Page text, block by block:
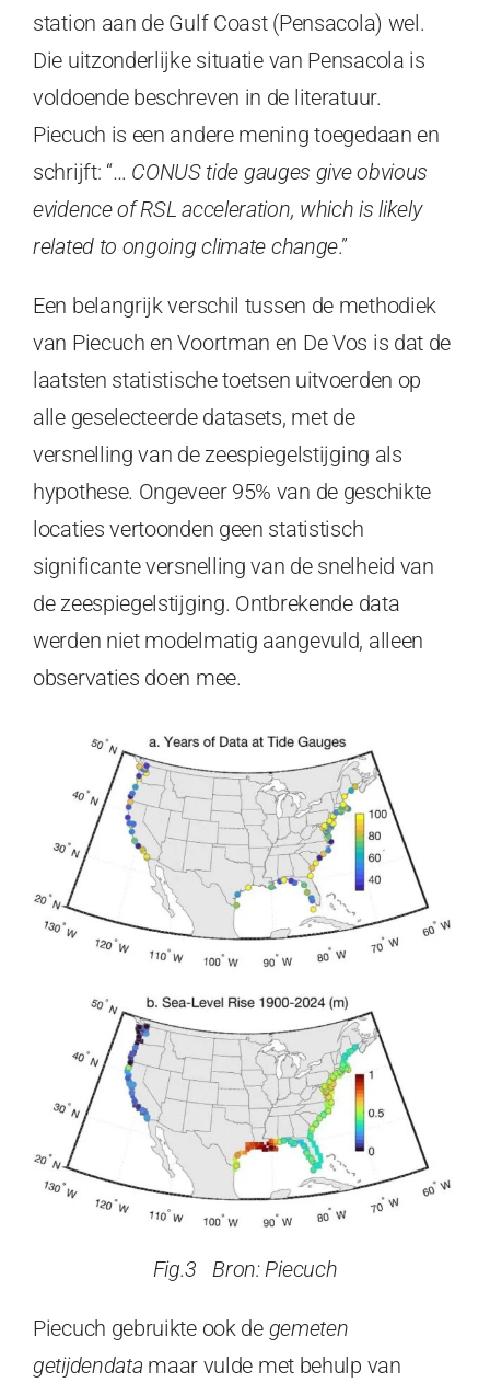
station aan de Gulf Coast (Pensacola) wel.
Die uitzonderlijke situatie van Pensacola is
voldoende beschreven in de literatuur.
Piecuch is een andere mening toegedaan en
schrijft: “… CONUS tide gauges give obvious
evidence of RSL acceleration, which is likely
related to ongoing climate change.”
Een belangrijk verschil tussen de methodiek
van Piecuch en Voortman en De Vos is dat de
laatsten statistische toetsen uitvoerden op
alle geselecteerde datasets, met de
versnelling van de zeespiegelstijging als
hypothese. Ongeveer 95% van de geschikte
locaties vertoonden geen statistisch
significante versnelling van de snelheid van
de zeespiegelstijging. Ontbrekende data
werden niet modelmatig aangevuld, alleen
observaties doen mee.
Fig.3 Bron: Piecuch
Piecuch gebruikte ook de gemeten
getijdendata maar vulde met behulp van